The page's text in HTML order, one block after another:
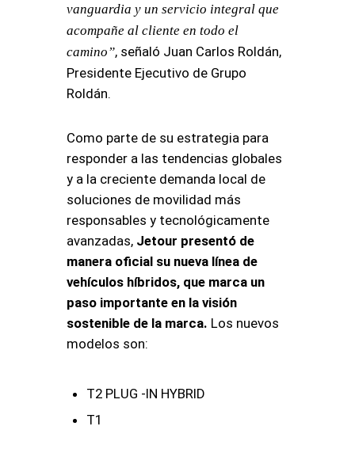
vanguardia y un servicio integral que
acompañe al cliente en todo el
camino”, señaló Juan Carlos Roldán,
Presidente Ejecutivo de Grupo
Roldán.
Como parte de su estrategia para
responder a las tendencias globales
y a la creciente demanda local de
soluciones de movilidad más
responsables y tecnológicamente
avanzadas, Jetour presentó de
manera oficial su nueva línea de
vehículos híbridos, que marca un
paso importante en la visión
sostenible de la marca. Los nuevos
modelos son:
T2 PLUG -IN HYBRID
T1